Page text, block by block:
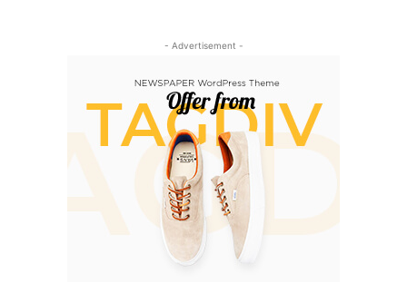
- Advertisement -